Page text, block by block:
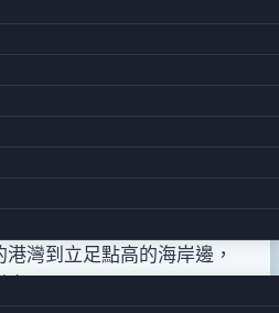
type . 原廠搭配 #12
ａ系列中最容易使用的標
還能維持常態的潛行深
灣到立足點高的海岸邊，
。